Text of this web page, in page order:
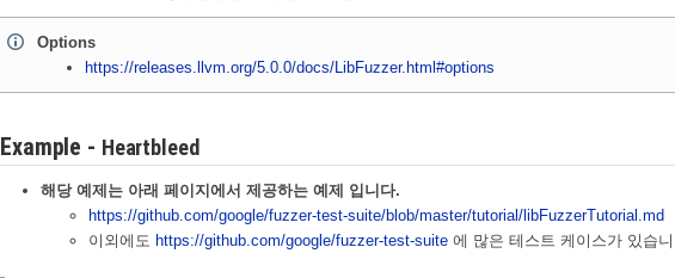
Options
https://releases.llvm.org/5.0.0/docs/LibFuzzer.html#options
Example - Heartbleed
해당 예제는 아래 페이지에서 제공하는 예제 입니다.
https://github.com/google/fuzzer-test-suite/blob/master/tutorial/libFuzzerTutorial.md
이외에도 https://github.com/google/fuzzer-test-suite 에 많은 테스트 케이스가 있습